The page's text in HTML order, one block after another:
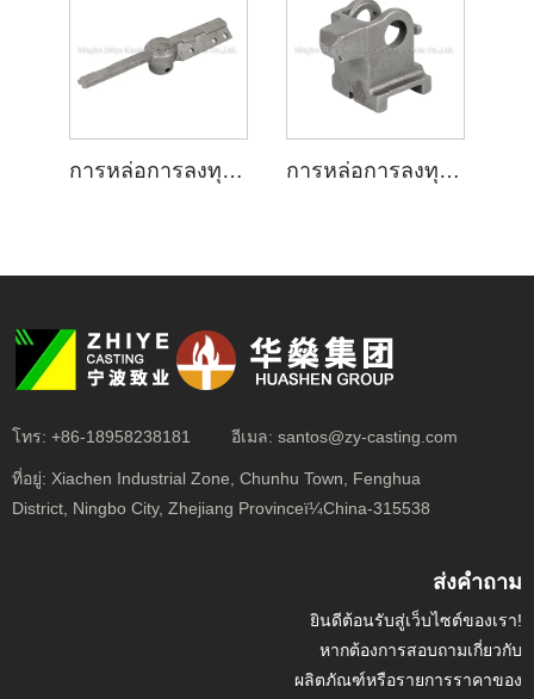
การหล่อการลงทุนแก้วน้ำสำหรับการประกอบขายึด การหล่อการลงทุนแก้วน้ำสำหรับการประกอบรถบรรทุก
โทร: +86-18958238181 อีเมล: santos@zy-casting.com
ที่อยู่: Xiachen Industrial Zone, Chunhu Town, Fenghua
District, Ningbo City, Zhejiang Provinceï¼China-315538
ส่งคำถาม
ยินดีต้อนรับสู่เว็บไซต์ของเรา!
หากต้องการสอบถามเกี่ยวกับ
ผลิตภัณฑ์หรือรายการราคาของ